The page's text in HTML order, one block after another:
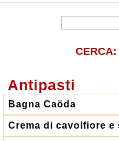
CERCA:
Antipasti
Bagna Caöda
Crema di cavolfiore e